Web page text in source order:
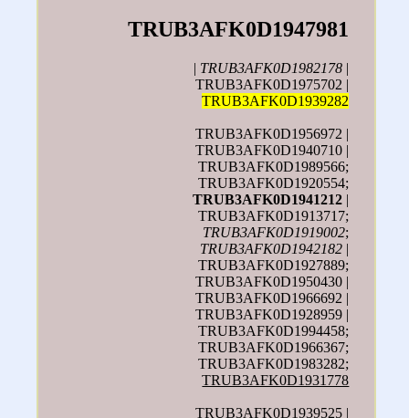
TRUB3AFK0D1947981
| TRUB3AFK0D1982178 |
TRUB3AFK0D1975702 |
TRUB3AFK0D1939282
TRUB3AFK0D1956972 |
TRUB3AFK0D1940710 |
TRUB3AFK0D1989566;
TRUB3AFK0D1920554;
TRUB3AFK0D1941212 |
TRUB3AFK0D1913717;
TRUB3AFK0D1919002;
TRUB3AFK0D1942182 |
TRUB3AFK0D1927889;
TRUB3AFK0D1950430 |
TRUB3AFK0D1966692 |
TRUB3AFK0D1928959 |
TRUB3AFK0D1994458;
TRUB3AFK0D1966367;
TRUB3AFK0D1983282;
TRUB3AFK0D1931778
TRUB3AFK0D1939525 |